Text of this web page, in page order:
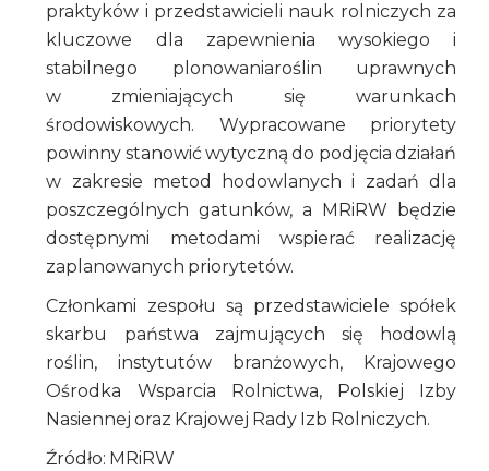
praktyków i przedstawicieli nauk rolniczych za
kluczowe dla zapewnienia wysokiego i
stabilnego plonowaniaroślin uprawnych
w zmieniających się warunkach
środowiskowych. Wypracowane priorytety
powinny stanowić wytyczną do podjęcia działań
w zakresie metod hodowlanych i zadań dla
poszczególnych gatunków, a MRiRW będzie
dostępnymi metodami wspierać realizację
zaplanowanych priorytetów.
Członkami zespołu są przedstawiciele spółek
skarbu państwa zajmujących się hodowlą
roślin, instytutów branżowych, Krajowego
Ośrodka Wsparcia Rolnictwa, Polskiej Izby
Nasiennej oraz Krajowej Rady Izb Rolniczych.
Źródło: MRiRW